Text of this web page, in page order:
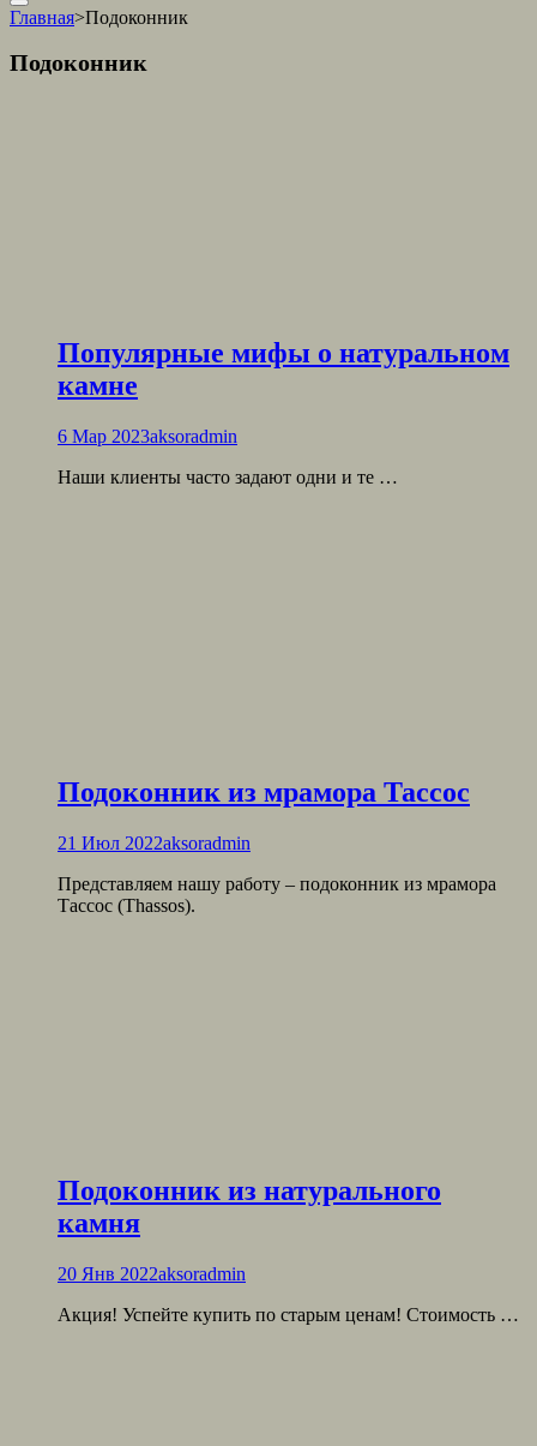
Главная>Подоконник
Подоконник
Популярные мифы о натуральном
камне
6 Мар 2023aksoradmin
Наши клиенты часто задают одни и те …
Подоконник из мрамора Тассос
21 Июл 2022aksoradmin
Представляем нашу работу – подоконник из мрамора
Тассос (Thassos).
Подоконник из натурального
камня
20 Янв 2022aksoradmin
Акция! Успейте купить по старым ценам! Стоимость …